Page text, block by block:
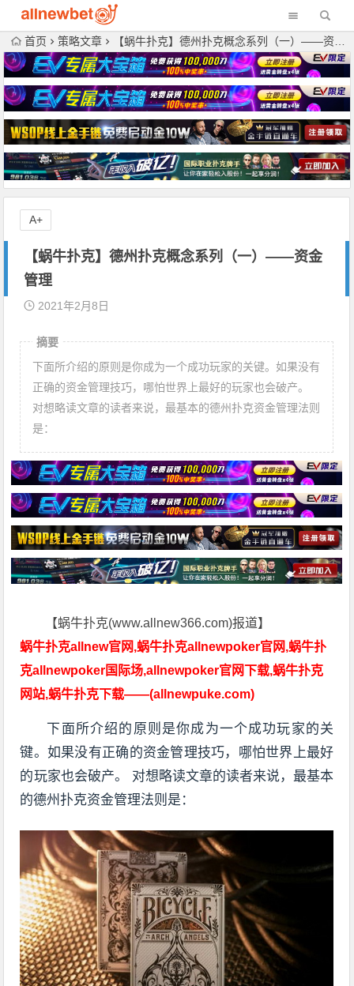
首页 策略文章 【蜗牛扑克】德州扑克概念系列（一）——资金管理
【蜗牛扑克】德州扑克概念系列（一）——资金
管理
2021年2月8日
摘要
下面所介绍的原则是你成为一个成功玩家的关键。如果没有
正确的资金管理技巧，哪怕世界上最好的玩家也会破产。
对想略读文章的读者来说，最基本的德州扑克资金管理法则
是：
【蜗牛扑克(www.allnew366.com)报道】
蜗牛扑克allnew官网,蜗牛扑克allnewpoker官网,蜗牛扑
克allnewpoker国际场,allnewpoker官网下载,蜗牛扑克
网站,蜗牛扑克下载——(allnewpuke.com)
下面所介绍的原则是你成为一个成功玩家的关
键。如果没有正确的资金管理技巧，哪怕世界上最好
的玩家也会破产。 对想略读文章的读者来说，最基本
的德州扑克资金管理法则是：
A+